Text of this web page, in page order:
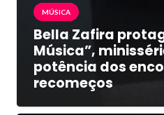
MÚSICA
Bella Zafira
Música”,
potência dos
recomeços